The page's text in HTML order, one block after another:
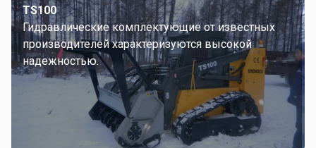
TS100
Гидравлические комплектующие от известных
производителей характеризуются высокой
надежностью.